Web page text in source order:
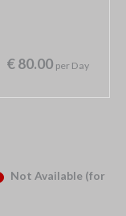
€ 80.00 per Day
Not Available (for